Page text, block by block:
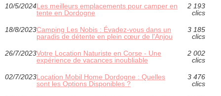
10/5/2024Les meilleurs emplacements pour camper en
tente en Dordogne
2 193
clics
18/8/2023Camping Les Nobis : Évadez-vous dans un
paradis de détente en plein cœur de l'Anjou
3 185
clics
26/7/2023Votre Location Naturiste en Corse - Une
expérience de vacances inoubliable
2 002
clics
02/7/2023Location Mobil Home Dordogne : Quelles
sont les Options Disponibles ?
3 476
clics